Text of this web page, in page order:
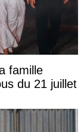
famille
du 21 juillet